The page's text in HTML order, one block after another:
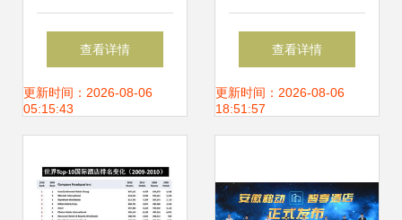
部门对海天大剧院
酒店复工前指导
查看详情
更新时间：2026-08-06
05:15:43
店管理学院参观
2023上海国际酒店
纪实
查看详情
更新时间：2026-08-06
18:51:57